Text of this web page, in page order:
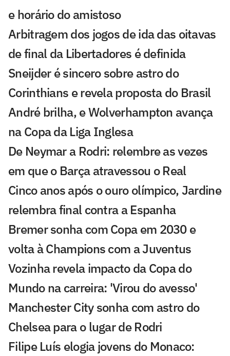
e horário do amistoso
Arbitragem dos jogos de ida das oitavas
de final da Libertadores é definida
Sneijder é sincero sobre astro do
Corinthians e revela proposta do Brasil
André brilha, e Wolverhampton avança
na Copa da Liga Inglesa
De Neymar a Rodri: relembre as vezes
em que o Barça atravessou o Real
Cinco anos após o ouro olímpico, Jardine
relembra final contra a Espanha
Bremer sonha com Copa em 2030 e
volta à Champions com a Juventus
Vozinha revela impacto da Copa do
Mundo na carreira: 'Virou do avesso'
Manchester City sonha com astro do
Chelsea para o lugar de Rodri
Filipe Luís elogia jovens do Monaco: